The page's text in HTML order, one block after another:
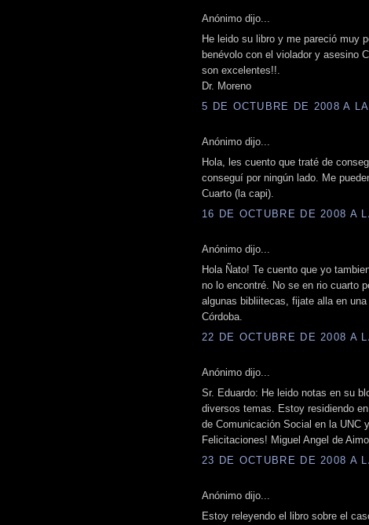
Anónimo dijo...
He leido su libro y me pareció muy
benévolo con el violador y asesino
son excelentes!!.
Dr. Moreno
5 DE OCTUBRE DE 2008 A
Anónimo dijo...
Hola, les cuento que traté de
conseguí por ningún lado. Me
Cuarto (la capi).
16 DE OCTUBRE DE 2008 A
Anónimo dijo...
Hola Ñato! Te cuento que yo
no lo encontré. No se en rio cuarto
algunas bibliitecas, fijate alla en
Córdoba.
22 DE OCTUBRE DE 2008 A
Anónimo dijo...
Sr. Eduardo: He leido notas en su
diversos temas. Estoy residiendo
de Comunicación Social en la UNC
Felicitaciones! Miguel Angel de
23 DE OCTUBRE DE 2008 A
Anónimo dijo...
Estoy releyendo el libro sobre el